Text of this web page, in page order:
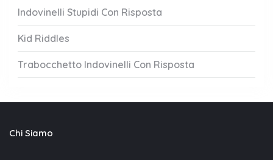
Indovinelli Stupidi Con Risposta
Kid Riddles
Trabocchetto Indovinelli Con Risposta
Chi Siamo